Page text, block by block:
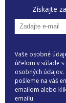
Získajte
Vaše osobné
účelom v súlade
osobných údajov.
pošleme na váš
emailom alebo
emailu.